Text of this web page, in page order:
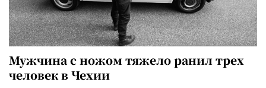
Мужчина с ножом тяжело ранил трех
человек в Чехии